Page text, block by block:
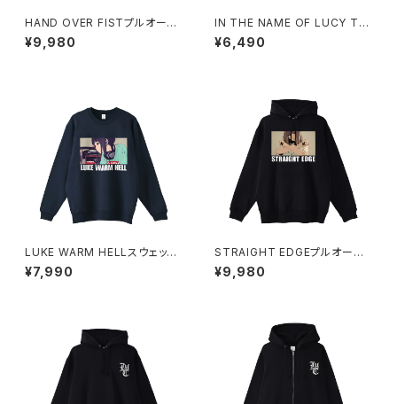
HAND OVER FISTプルオーバ
ーパーカー 1014-230221350
¥9,980
IN THE NAME OF LUCY Tシ
ャツ_Red Medicine 1014-23
0221313
¥6,490
LUKE WARM HELLスウェット
シャツ 1014-230221342
¥7,990
STRAIGHT EDGEプルオーバ
ーパーカー 1014-230221347
¥9,980